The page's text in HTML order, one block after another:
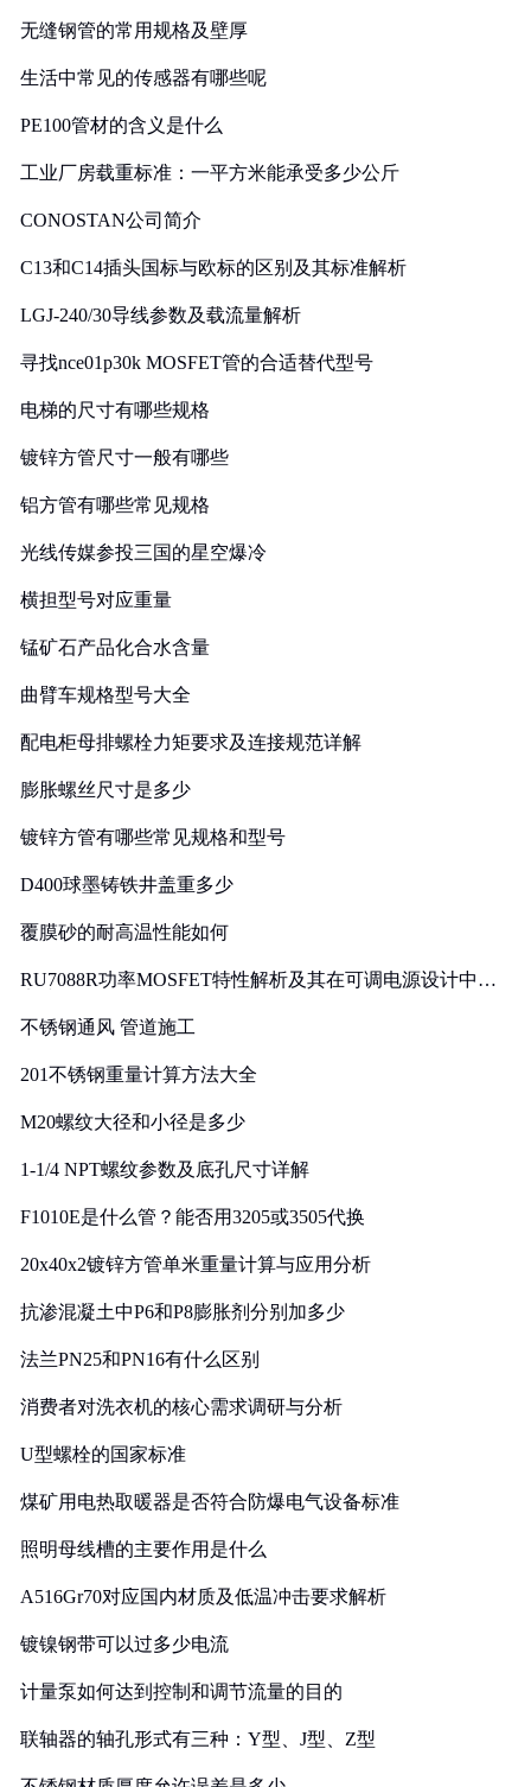
无缝钢管的常用规格及壁厚
生活中常见的传感器有哪些呢
PE100管材的含义是什么
工业厂房载重标准：一平方米能承受多少公斤
CONOSTAN公司简介
C13和C14插头国标与欧标的区别及其标准解析
LGJ-240/30导线参数及载流量解析
寻找nce01p30k MOSFET管的合适替代型号
电梯的尺寸有哪些规格
镀锌方管尺寸一般有哪些
铝方管有哪些常见规格
光线传媒参投三国的星空爆冷
横担型号对应重量
锰矿石产品化合水含量
曲臂车规格型号大全
配电柜母排螺栓力矩要求及连接规范详解
膨胀螺丝尺寸是多少
镀锌方管有哪些常见规格和型号
D400球墨铸铁井盖重多少
覆膜砂的耐高温性能如何
RU7088R功率MOSFET特性解析及其在可调电源设计中的
不锈钢通风 管道施工
201不锈钢重量计算方法大全
M20螺纹大径和小径是多少
1-1/4 NPT螺纹参数及底孔尺寸详解
F1010E是什么管？能否用3205或3505代换
20x40x2镀锌方管单米重量计算与应用分析
抗渗混凝土中P6和P8膨胀剂分别加多少
法兰PN25和PN16有什么区别
消费者对洗衣机的核心需求调研与分析
U型螺栓的国家标准
煤矿用电热取暖器是否符合防爆电气设备标准
照明母线槽的主要作用是什么
A516Gr70对应国内材质及低温冲击要求解析
镀镍钢带可以过多少电流
计量泵如何达到控制和调节流量的目的
联轴器的轴孔形式有三种：Y型、J型、Z型